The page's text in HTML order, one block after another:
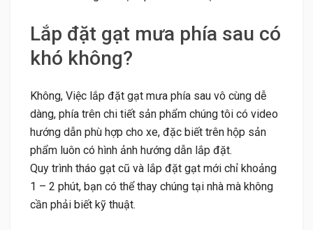
Lắp đặt gạt mưa phía sau có
khó không?
Không, Việc lắp đặt gạt mưa phía sau vô cùng dễ
dàng, phía trên chi tiết sản phẩm chúng tôi có video
hướng dẫn phù hợp cho xe, đặc biết trên hộp sản
phẩm luôn có hình ảnh hướng dẫn lắp đặt.
Quy trình tháo gạt cũ và lắp đặt gạt mới chỉ khoảng
1 – 2 phút, bạn có thể thay chúng tại nhà mà không
cần phải biết kỹ thuật.